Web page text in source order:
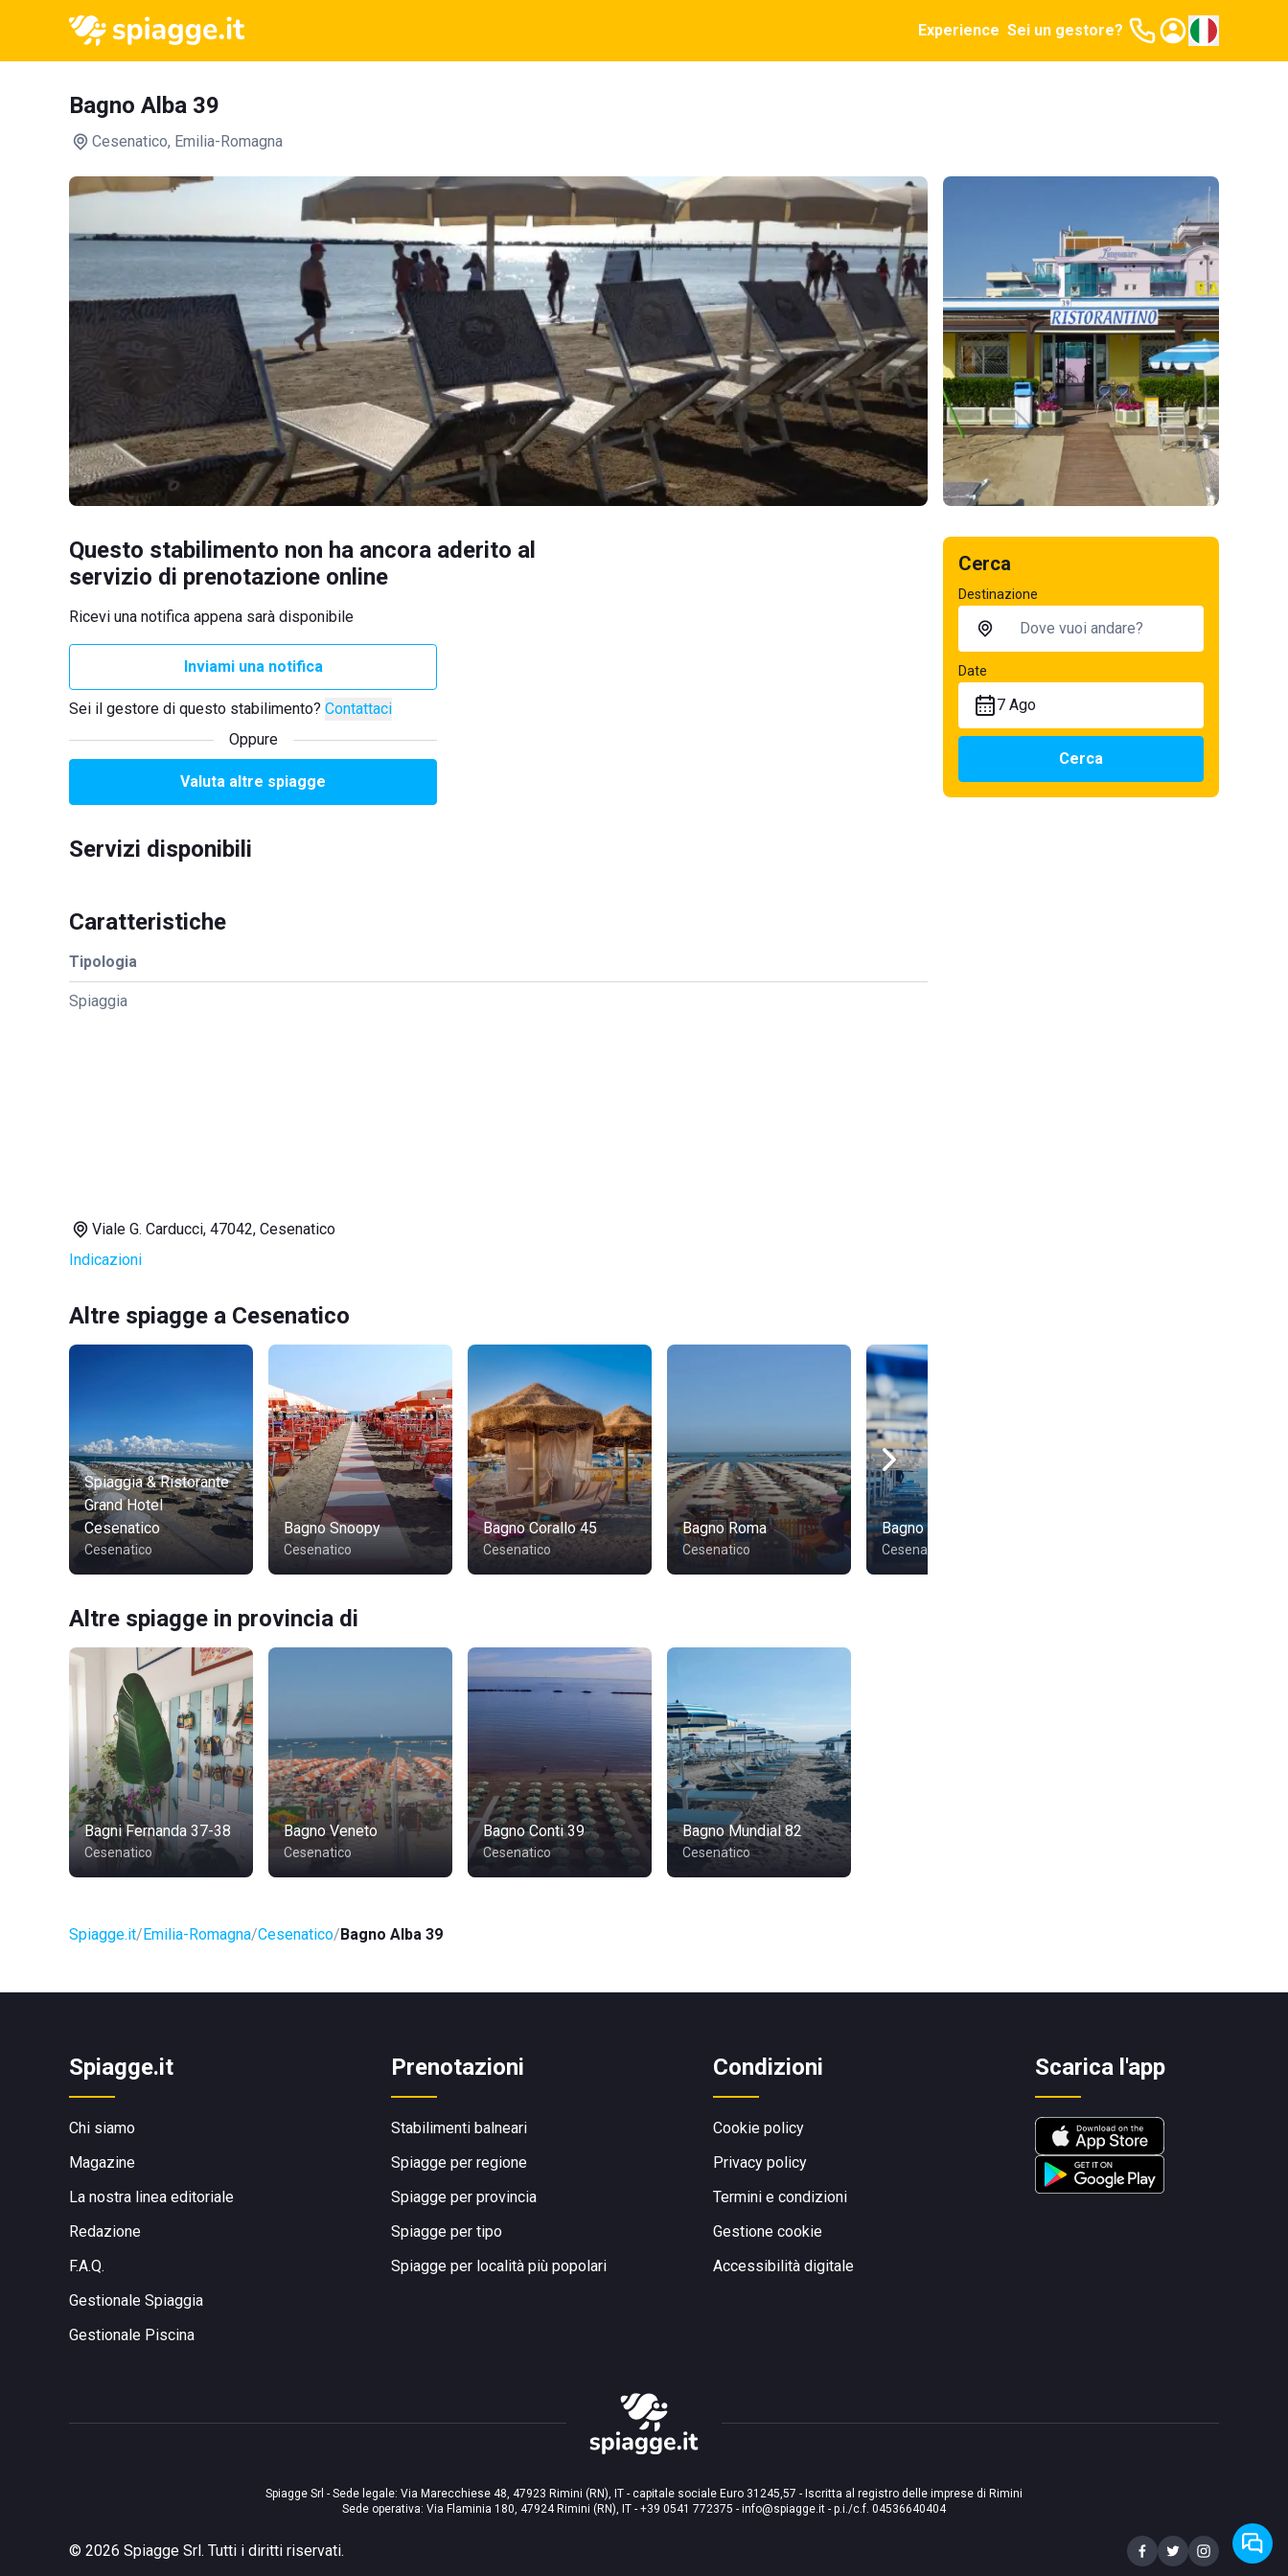
Experience Sei un gestore?
Bagno Alba 39
Cesenatico, Emilia-Romagna
Questo stabilimento non ha ancora aderito al
servizio di prenotazione online
Ricevi una notifica appena sarà disponibile
Inviami una notifica
Sei il gestore di questo stabilimento? Contattaci
Oppure
Valuta altre spiagge
Servizi disponibili
Caratteristiche
Tipologia
Spiaggia
Viale G. Carducci, 47042, Cesenatico
Indicazioni
Altre spiagge a Cesenatico
Spiaggia & Ristorante
Grand Hotel
Cesenatico
Cesenatico
Bagno Snoopy
Cesenatico
Bagno Corallo 45
Cesenatico
Bagno Roma
Cesenatico
Bagno Caponero
Cesenatico
Altre spiagge in provincia di
Bagni Fernanda 37-38
Cesenatico
Bagno Veneto
Cesenatico
Bagno Conti 39
Cesenatico
Bagno Mundial 82
Cesenatico
Spiagge.it Emilia-Romagna Cesenatico Bagno Alba 39
Cerca
Destinazione
Date
7 Ago
Cerca
Spiagge.it
Chi siamo
Magazine
La nostra linea editoriale
Redazione
F.A.Q.
Gestionale Spiaggia
Gestionale Piscina
Prenotazioni
Stabilimenti balneari
Spiagge per regione
Spiagge per provincia
Spiagge per tipo
Spiagge per località più popolari
Condizioni
Cookie policy
Privacy policy
Termini e condizioni
Gestione cookie
Accessibilità digitale
Scarica l'app
Spiagge Srl - Sede legale: Via Marecchiese 48, 47923 Rimini (RN), IT - capitale sociale Euro 31245,57 - Iscritta al registro delle imprese di Rimini
Sede operativa: Via Flaminia 180, 47924 Rimini (RN), IT - +39 0541 772375 - info@spiagge.it - p.i./c.f. 04536640404
© 2026 Spiagge Srl. Tutti i diritti riservati.